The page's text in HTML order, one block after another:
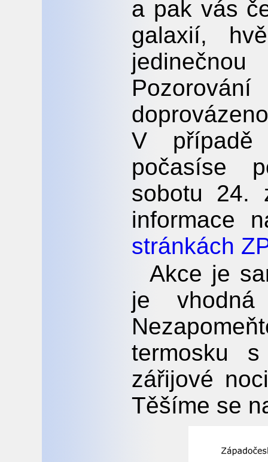
a pak vás
galaxií,
V případě
počasíse
sobotu 24.
informace
stránkách
Akce je
je
termosku
zářijové
Těšíme se